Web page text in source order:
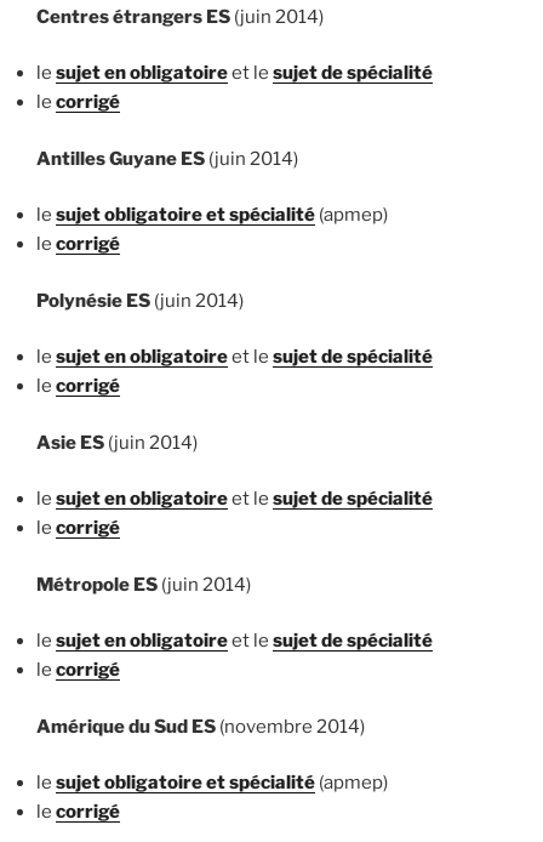
Centres étrangers ES (juin 2014)
le sujet en obligatoireet le sujet de spécialité
le corrigé
Antilles Guyane ES (juin 2014)
le sujet obligatoire et spécialité (apmep)
le corrigé
Polynésie ES (juin 2014)
le sujet en obligatoireet le sujet de spécialité
le corrigé
Asie ES (juin 2014)
le sujet en obligatoireet le sujet de spécialité
le corrigé
Métropole ES (juin 2014)
le sujet en obligatoireet le sujet de spécialité
le corrigé
Amérique du Sud ES (novembre 2014)
le sujet obligatoireet spécialité (apmep)
le corrigé